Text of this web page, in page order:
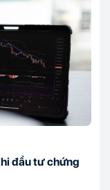
đầu tư chứng